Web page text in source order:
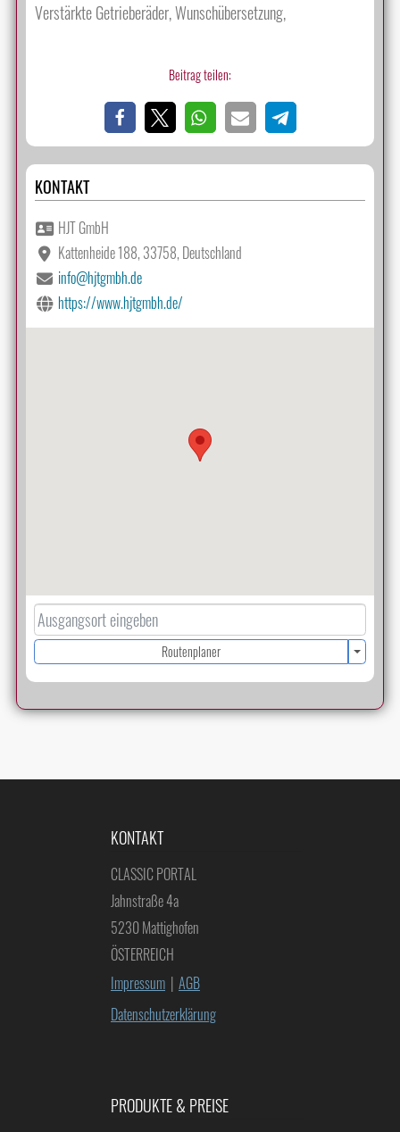
Verstärkte Getrieberäder, Wunschübersetzung,
Beitrag teilen:
KONTAKT
HJT GmbH
Kattenheide 188, 33758, Deutschland
info@hjtgmbh.de
https://www.hjtgmbh.de/
Routenplaner
KONTAKT
CLASSIC PORTAL
Jahnstraße 4a
5230 Mattighofen
ÖSTERREICH
Impressum | AGB
Datenschutzerklärung
PRODUKTE & PREISE